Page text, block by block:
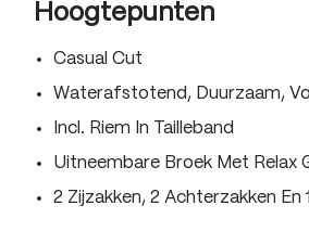
Hoogtepunten
Casual Cut
Waterafstotend, Duurzaam,
Incl. Riem In Tailleband
Uitneembare Broek Met Relax
2 Zijzakken, 2 Achterzakken En